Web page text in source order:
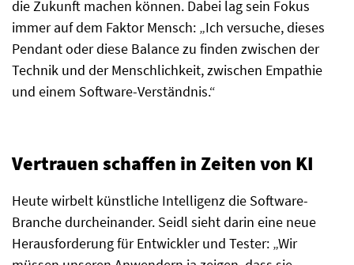
die Zukunft machen können. Dabei lag sein Fokus
immer auf dem Faktor Mensch: „Ich versuche, dieses
Pendant oder diese Balance zu finden zwischen der
Technik und der Menschlichkeit, zwischen Empathie
und einem Software-Verständnis.“
Vertrauen schaffen in Zeiten von KI
Heute wirbelt künstliche Intelligenz die Software-
Branche durcheinander. Seidl sieht darin eine neue
Herausforderung für Entwickler und Tester: „Wir